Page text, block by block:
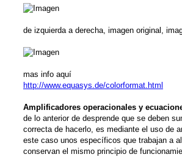
de izquierda a derecha, imagen original,
mas info aquí
http://www.equasys.de/colorformat.html
Amplificadores operacionales y
de lo anterior de desprende que se deben
correcta de hacerlo, es mediante el uso de
este caso unos específicos que trabajan a
conservan el mismo principio de